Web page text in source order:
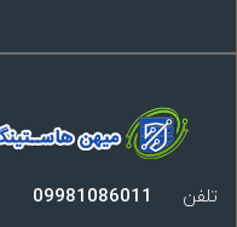
تلفن 09981086011